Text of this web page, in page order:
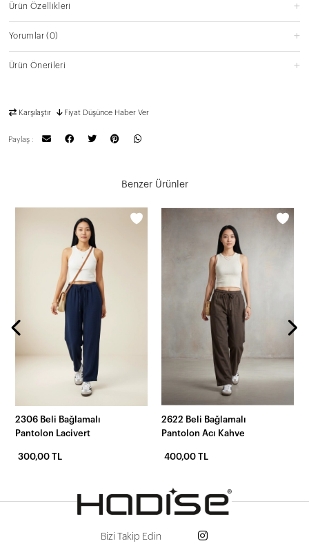
Ürün Özellikleri
Yorumlar(0)
Ürün Önerileri
Karşılaştır Fiyat Düşünce Haber Ver
Paylaş :
Benzer Ürünler
2306 Beli Bağlamalı
Pantolon Lacivert
300,00 TL
2622 Beli Bağlamalı
Pantolon Acı Kahve
400,00 TL
Bizi Takip Edin